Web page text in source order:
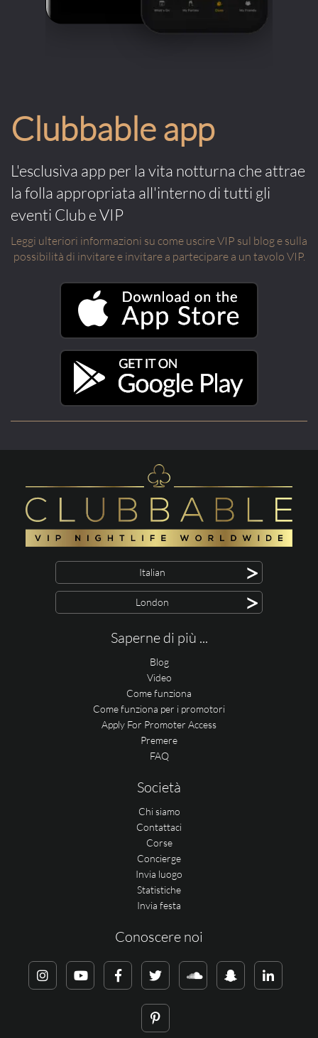
Clubbable app
L'esclusiva app per la vita notturna che attrae
la folla appropriata all'interno di tutti gli
eventi Club e VIP
Leggi ulteriori informazioni su come uscire VIP sul blog e sulla
possibilità di invitare e invitare a partecipare a un tavolo VIP.
Italian >
London >
Saperne di più ...
Blog
Video
Come funziona
Come funziona per i promotori
Apply For Promoter Access
Premere
FAQ
Società
Chi siamo
Contattaci
Corse
Concierge
Invia luogo
Statistiche
Invia festa
Conoscere noi